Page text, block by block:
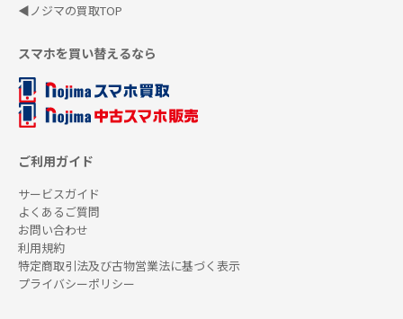
◀ノジマの買取TOP
スマホを買い替えるなら
ご利用ガイド
サービスガイド
よくあるご質問
お問い合わせ
利用規約
特定商取引法及び古物営業法に基づく表示
プライバシーポリシー